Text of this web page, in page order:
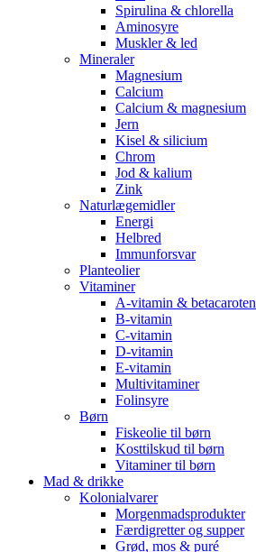
Spirulina & chlorella
Aminosyre
Muskler & led
Mineraler
Magnesium
Calcium
Calcium & magnesium
Jern
Kisel & silicium
Chrom
Jod & kalium
Zink
Naturlægemidler
Energi
Helbred
Immunforsvar
Planteolier
Vitaminer
A-vitamin & betacaroten
B-vitamin
C-vitamin
D-vitamin
E-vitamin
Multivitaminer
Folinsyre
Børn
Fiskeolie til børn
Kosttilskud til børn
Vitaminer til børn
Mad & drikke
Kolonialvarer
Morgenmadsprodukter
Færdigretter og supper
Grød, mos & puré